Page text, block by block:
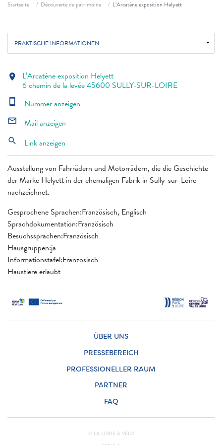
Startseite Découverte de patrimoine L’Arcatène exposition Helyett
PRAKTISCHE INFORMATIONEN
Ausstellung von Fahrrädern und Motorrädern, die die Geschichte
der Marke Helyett in der ehemaligen Fabrik in Sully-sur-Loire
nachzeichnet.
Gesprochene Sprachen:Französisch, Englisch
Sprachdokumentation:Französisch
Besuchssprachen:Französisch
Hausgruppen:ja
Informationstafel:Französisch
Haustiere erlaubt
location_on L’Arcatène exposition Helyett
6 chemin de la levée 45600 SULLY-SUR-LOIRE
smartphone Nummer anzeigen
mail_outline Mail anzeigen
search Link anzeigen
ÜBER UNS
PRESSEBEREICH
PROFESSIONELLER RAUM
PARTNER
FAQ
© LA LOIRE À VÉLO